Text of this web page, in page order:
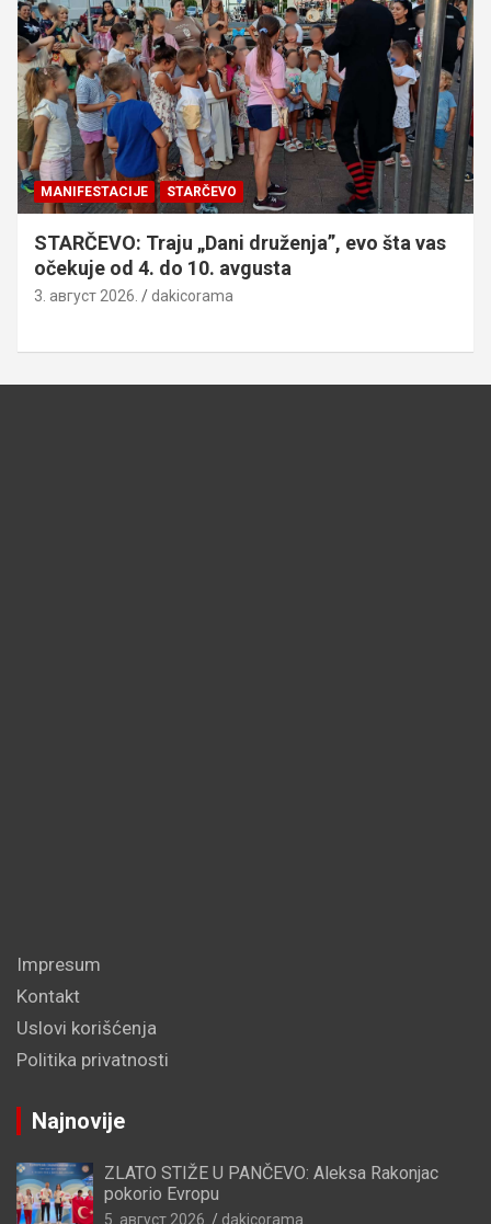
MANIFESTACIJE STARČEVO
STARČEVO: Traju „Dani druženja”, evo šta vas
očekuje od 4. do 10. avgusta
3. август 2026. dakicorama
Impresum
Kontakt
Uslovi korišćenja
Politika privatnosti
Najnovije
ZLATO STIŽE U PANČEVO: Aleksa Rakonjac
pokorio Evropu
5. август 2026. dakicorama